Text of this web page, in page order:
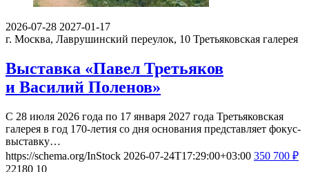
2026-07-28 2027-01-17
г. Москва, Лаврушинский переулок, 10 Третьяковская галерея
Выставка «Павел Третьяков
и Василий Поленов»
С 28 июля 2026 года по 17 января 2027 года Третьяковская
галерея в год 170-летия со дня основания представляет фокус-
выставку…
https://schema.org/InStock 2026-07-24T17:29:00+03:00 350 700 ₽
22180 10